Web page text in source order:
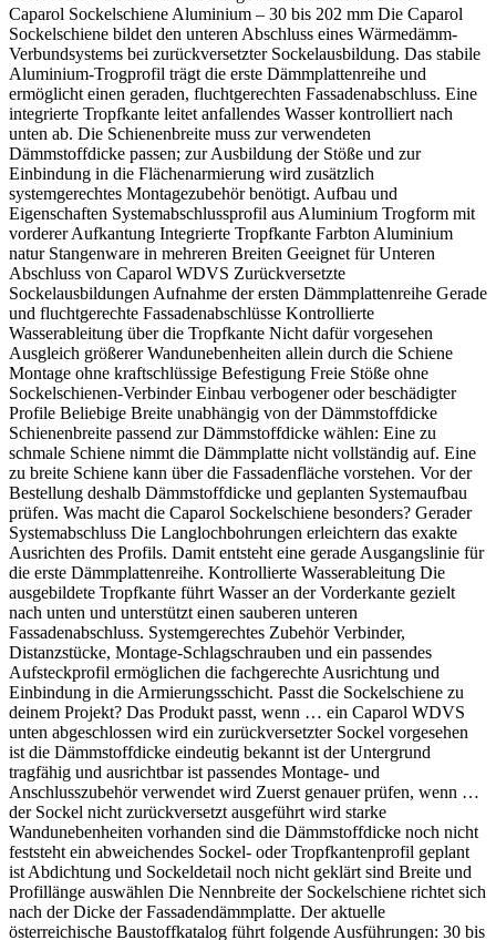
Caparol Sockelschiene Aluminium – 30 bis 202 mm Die Caparol
Sockelschiene bildet den unteren Abschluss eines Wärmedämm-
Verbundsystems bei zurückversetzter Sockelausbildung. Das stabile
Aluminium-Trogprofil trägt die erste Dämmplattenreihe und
ermöglicht einen geraden, fluchtgerechten Fassadenabschluss. Eine
integrierte Tropfkante leitet anfallendes Wasser kontrolliert nach
unten ab. Die Schienenbreite muss zur verwendeten
Dämmstoffdicke passen; zur Ausbildung der Stöße und zur
Einbindung in die Flächenarmierung wird zusätzlich
systemgerechtes Montagezubehör benötigt. Aufbau und
Eigenschaften Systemabschlussprofil aus Aluminium Trogform mit
vorderer Aufkantung Integrierte Tropfkante Farbton Aluminium
natur Stangenware in mehreren Breiten Geeignet für Unteren
Abschluss von Caparol WDVS Zurückversetzte
Sockelausbildungen Aufnahme der ersten Dämmplattenreihe Gerade
und fluchtgerechte Fassadenabschlüsse Kontrollierte
Wasserableitung über die Tropfkante Nicht dafür vorgesehen
Ausgleich größerer Wandunebenheiten allein durch die Schiene
Montage ohne kraftschlüssige Befestigung Freie Stöße ohne
Sockelschienen-Verbinder Einbau verbogener oder beschädigter
Profile Beliebige Breite unabhängig von der Dämmstoffdicke
Schienenbreite passend zur Dämmstoffdicke wählen: Eine zu
schmale Schiene nimmt die Dämmplatte nicht vollständig auf. Eine
zu breite Schiene kann über die Fassadenfläche vorstehen. Vor der
Bestellung deshalb Dämmstoffdicke und geplanten Systemaufbau
prüfen. Was macht die Caparol Sockelschiene besonders? Gerader
Systemabschluss Die Langlochbohrungen erleichtern das exakte
Ausrichten des Profils. Damit entsteht eine gerade Ausgangslinie für
die erste Dämmplattenreihe. Kontrollierte Wasserableitung Die
ausgebildete Tropfkante führt Wasser an der Vorderkante gezielt
nach unten und unterstützt einen sauberen unteren
Fassadenabschluss. Systemgerechtes Zubehör Verbinder,
Distanzstücke, Montage-Schlagschrauben und ein passendes
Aufsteckprofil ermöglichen die fachgerechte Ausrichtung und
Einbindung in die Armierungsschicht. Passt die Sockelschiene zu
deinem Projekt? Das Produkt passt, wenn … ein Caparol WDVS
unten abgeschlossen wird ein zurückversetzter Sockel vorgesehen
ist die Dämmstoffdicke eindeutig bekannt ist der Untergrund
tragfähig und ausrichtbar ist passendes Montage- und
Anschlusszubehör verwendet wird Zuerst genauer prüfen, wenn …
der Sockel nicht zurückversetzt ausgeführt wird starke
Wandunebenheiten vorhanden sind die Dämmstoffdicke noch nicht
feststeht ein abweichendes Sockel- oder Tropfkantenprofil geplant
ist Abdichtung und Sockeldetail noch nicht geklärt sind Breite und
Profillänge auswählen Die Nennbreite der Sockelschiene richtet sich
nach der Dicke der Fassadendämmplatte. Der aktuelle
österreichische Baustoffkatalog führt folgende Ausführungen: 30 bis